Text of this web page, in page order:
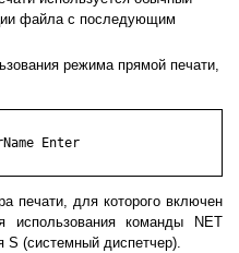
файла с последующим
режима прямой печати,
Enter
печати, для которого включен
команды NET
S (системный диспетчер).